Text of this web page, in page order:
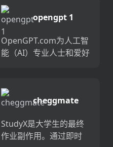
进行2倍的网站转换。只
需上传文档和网站链...
opengpt 1
OpenGPT.com为人工智
能（AI）专业人士和爱好
店，一个用于访问AI内容
的博客，交换想法的聊
cheggmate
StudyX是大学生的最终
作业副作用。通过即时